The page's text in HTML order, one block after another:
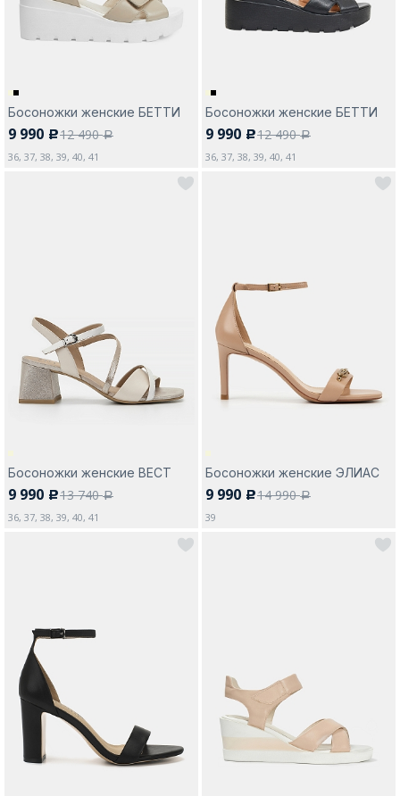
Босоножки женские БЕТТИ
9 990 c12 490a
36, 37, 38, 39, 40, 41
Босоножки женские БЕТТИ
9 990 c12 490a
36, 37, 38, 39, 40, 41
Босоножки женские ВЕСТ
9 990 c13 740a
36, 37, 38, 39, 40, 41
Босоножки женские ЭЛИАС
9 990 c14 990a
39